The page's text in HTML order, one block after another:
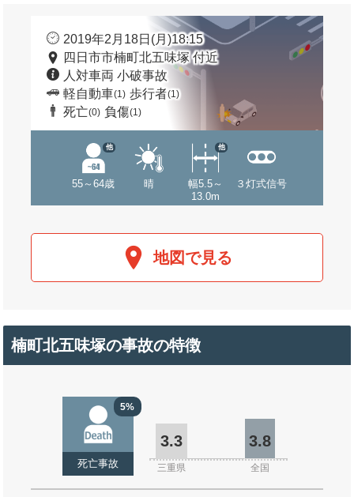
2019年2月18日(月)18:15
四日市市楠町北五味塚 付近
人対車両 小破事故
軽自動車(1) 歩行者(1)
死亡(0) 負傷(1)
55～64歳
他
晴
幅5.5～
13.0m
他
３灯式信号
地図で見る
楠町北五味塚の事故の特徴
5%
死亡事故
3.3 3.8
三重県 全国